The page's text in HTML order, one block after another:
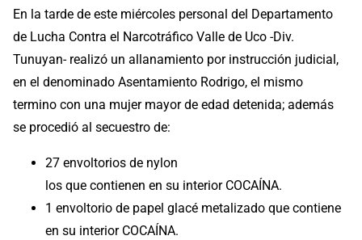
En la tarde de este miércoles personal del Departamento
de Lucha Contra el Narcotráfico Valle de Uco -Div.
Tunuyan- realizó un allanamiento por instrucción judicial,
en el denominado Asentamiento Rodrigo, el mismo
termino con una mujer mayor de edad detenida; además
se procedió al secuestro de:
27 envoltorios de nylon
los que contienen en su interior COCAÍNA.
1 envoltorio de papel glacé metalizado que contiene
en su interior COCAÍNA.